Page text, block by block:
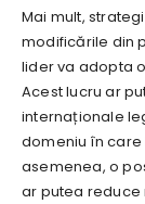
Mai mult,
modificările din
lider va adopta
Acest lucru ar
internaționale
domeniu în care
asemenea, o
ar putea reduce